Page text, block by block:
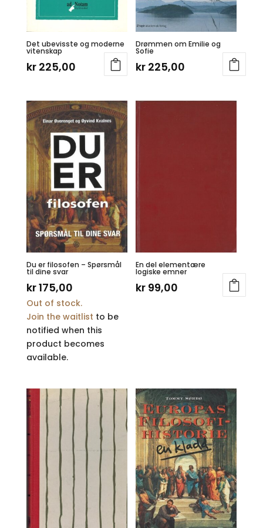
Det ubevisste og moderne
vitenskap
kr225,00
Drømmen om Emilie og
Sofie
kr 225,00
Du er filosofen – Spørsmål
til dine svar
kr175,00
Out of stock.
Join the waitlist to be
notified when this
product becomes
available.
En del elementære
logiske emner
kr 99,00